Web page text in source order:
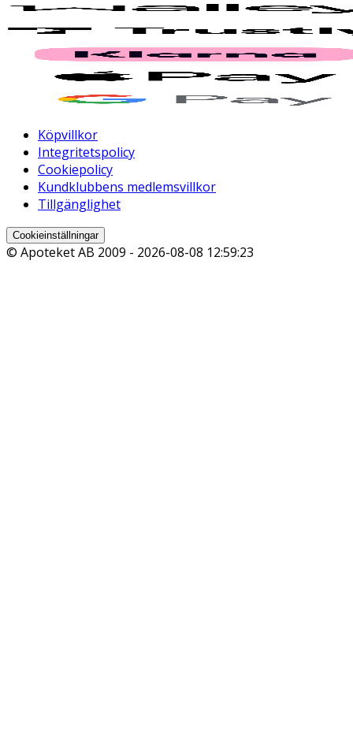
Köpvillkor
Integritetspolicy
Cookiepolicy
Kundklubbens medlemsvillkor
Tillgänglighet
Cookieinställningar
© Apoteket AB 2009 - 2026-08-08 12:59:23